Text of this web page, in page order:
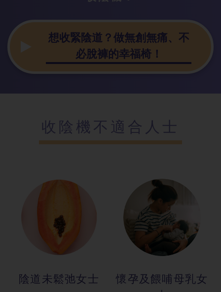
想收緊陰道？做無創無痛、不
必脫褲的幸福椅！
收陰機不適合人士
陰道未鬆弛女士
懷孕及餵哺母乳女